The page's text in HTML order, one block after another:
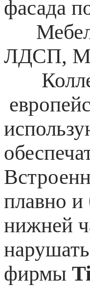
фасада
Мебель
ЛДСП,
плавно
нижней
фирмы